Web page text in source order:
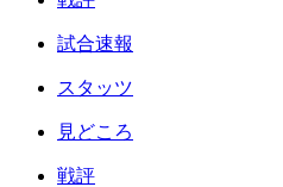
試合速報
スタッツ
見どころ
戦評